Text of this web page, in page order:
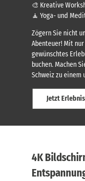
🎨 Kreative
🧘 Yoga- und
Zögern Sie nicht
Abenteuer! Mit
gewünschtes
buchen. Machen
Schweiz zu einem
Jetzt
4K